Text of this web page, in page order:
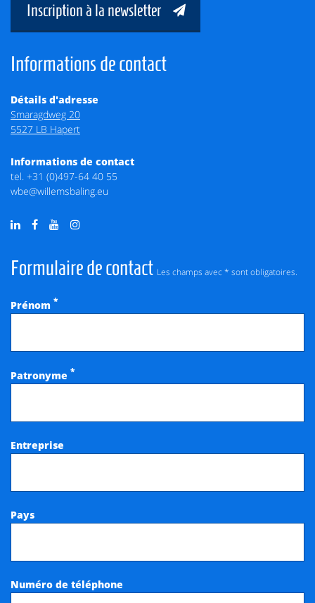
Inscription à la newsletter
Formulaire de contact Les champs avec * sont obligatoires.
Prénom *
Patronyme *
Entreprise
Pays
Numéro de téléphone
Informations de contact
Détails d'adresse
Smaragdweg 20
5527 LB Hapert
Informations de contact
tel. +31 (0)497-64 40 55
wbe@willemsbaling.eu